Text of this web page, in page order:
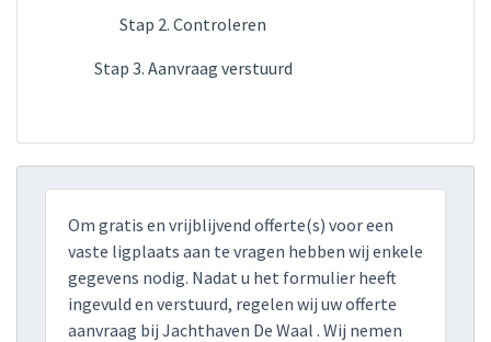
Stap 2. Controleren
Stap 3. Aanvraag verstuurd
Om gratis en vrijblijvend offerte(s) voor een
vaste ligplaats aan te vragen hebben wij enkele
gegevens nodig. Nadat u het formulier heeft
ingevuld en verstuurd, regelen wij uw offerte
aanvraag bij Jachthaven De Waal . Wij nemen